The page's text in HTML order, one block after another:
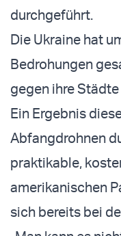
durchgeführt.
Die Ukraine hat
Bedrohungen
gegen ihre
Ein Ergebnis
Abfangdrohnen
praktikable,
amerikanischen
sich bereits bei